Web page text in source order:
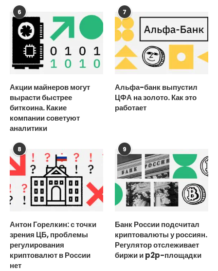
6
Акции майнеров могут
вырасти быстрее
биткоина. Какие
компании советуют
аналитики
7
Альфа-банк выпустил
ЦФА на золото. Как это
работает
8
Антон Горелкин: с точки
зрения ЦБ, проблемы
регулирования
криптовалют в России
нет
9
Банк России подсчитал
криптовалюты у россиян.
Регулятор отслеживает
биржи и p2p-площадки